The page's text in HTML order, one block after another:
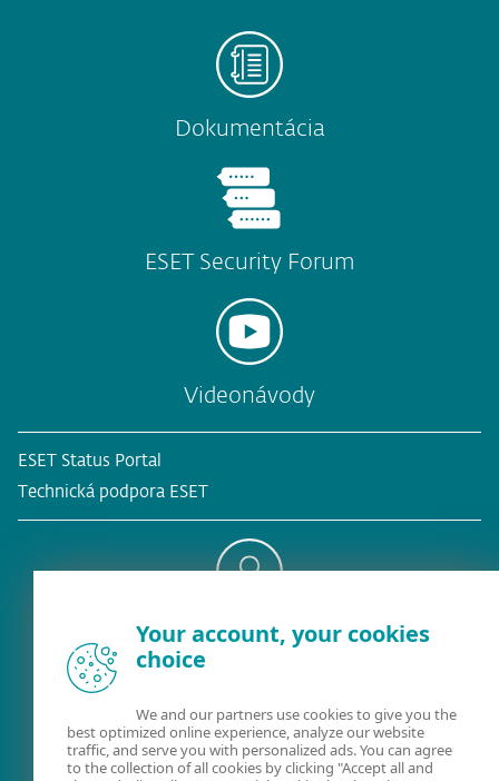
Dokumentácia
ESET Security Forum
Videonávody
ESET Status Portal
Technická podpora ESET
Existujúci zákazník?
Kontaktujte nás
Your account, your cookies
choice
We and our partners use cookies to give you the
best optimized online experience, analyze our website
traffic, and serve you with personalized ads. You can agree
to the collection of all cookies by clicking "Accept all and